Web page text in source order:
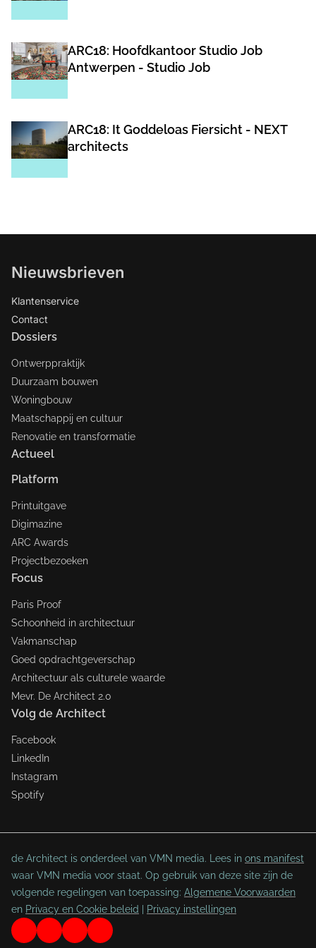
ARC18: Hoofdkantoor Studio Job
Antwerpen - Studio Job
ARC18: It Goddeloas Fiersicht - NEXT
architects
Nieuwsbrieven
Klantenservice
Contact
Dossiers
Ontwerppraktijk
Duurzaam bouwen
Woningbouw
Maatschappij en cultuur
Renovatie en transformatie
Actueel
Platform
Printuitgave
Digimazine
ARC Awards
Projectbezoeken
Focus
Paris Proof
Schoonheid in architectuur
Vakmanschap
Goed opdrachtgeverschap
Architectuur als culturele waarde
Mevr. De Architect 2.0
Volg de Architect
Facebook
LinkedIn
Instagram
Spotify
de Architect is onderdeel van VMN media. Lees in ons manifest
waar VMN media voor staat. Op gebruik van deze site zijn de
volgende regelingen van toepassing: Algemene Voorwaarden
en Privacy en Cookie beleid Privacy instellingen